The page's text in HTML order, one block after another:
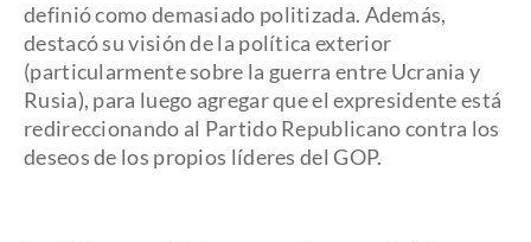
definió como demasiado politizada. Además,
destacó su visión de la política exterior
(particularmente sobre la guerra entre Ucrania y
Rusia), para luego agregar que el expresidente está
redireccionando al Partido Republicano contra los
deseos de los propios líderes del GOP.